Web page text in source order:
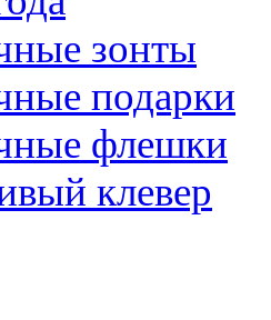
зонты
подарки
флешки
клевер